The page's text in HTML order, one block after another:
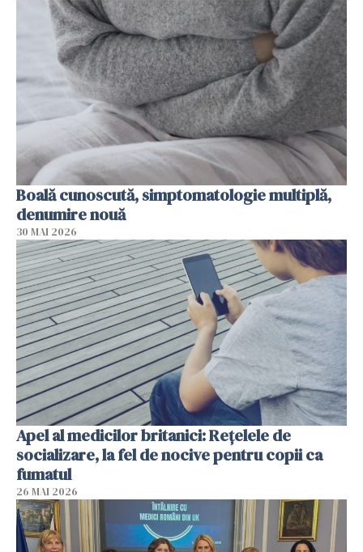
Boală cunoscută, simptomatologie multiplă,
denumire nouă
30 MAI 2026
Apel al medicilor britanici: Reţelele de
socializare, la fel de nocive pentru copii ca
fumatul
26 MAI 2026